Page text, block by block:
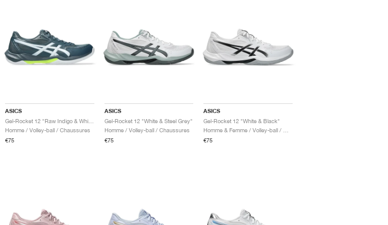
ASICS
Gel-Rocket 12 "Raw Indigo & White"
Homme / Volley-ball / Chaussures
€75
ASICS
Gel-Rocket 12 "White & Steel Grey"
Homme / Volley-ball / Chaussures
€75
ASICS
Gel-Rocket 12 "White & Black"
€75